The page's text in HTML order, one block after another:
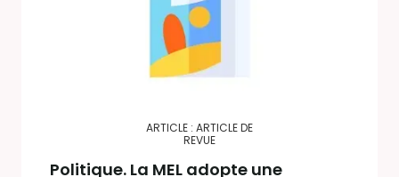
ARTICLE : ARTICLE DE
REVUE
Politique. La MEL adopte une